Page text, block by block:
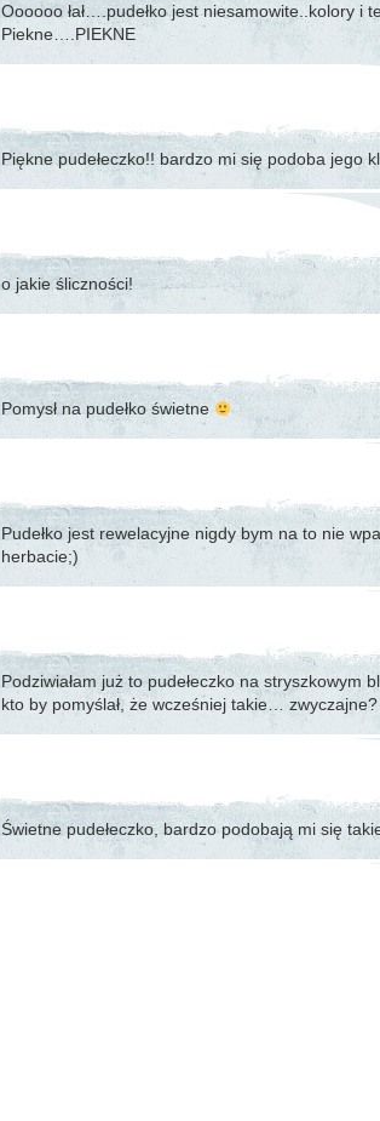
Oooooo łał….pudełko jest niesamowite..kolory i
Piekne….PIEKNE
Piękne pudełeczko!! bardzo mi się podoba jego
o jakie śliczności!
Pomysł na pudełko świetne
Pudełko jest rewelacyjne nigdy bym na to nie
herbacie;)
Podziwiałam już to pudełeczko na stryszkowym
kto by pomyślał, że wcześniej takie…
Świetne pudełeczko, bardzo podobają mi się